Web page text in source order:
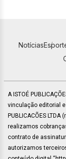
Notícias
A ISTOÉ
vinculação editorial e
PUBLICACÕES
realizamos
contrato de
autorizamos